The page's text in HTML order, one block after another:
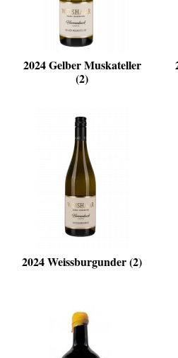
2024 Gelber Muskateller
(2)
2024 Weissburgunder (2)